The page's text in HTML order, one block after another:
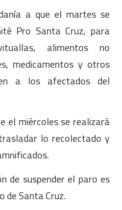
a que el martes se
Pro Santa Cruz, para
alimentos no
medicamentos y otros
a los afectados del
el miércoles se realizará
lo recolectado y
de suspender el paro es
Santa Cruz.